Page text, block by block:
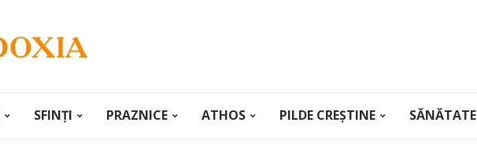
SFINȚI PRAZNICE ATHOS PILDE CREȘTINE SĂNĂTATE